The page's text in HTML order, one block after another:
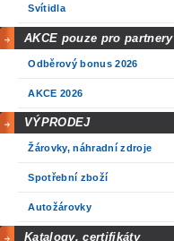
Svítidla
AKCE pouze pro partnery
Odběrový bonus 2026
AKCE 2026
VÝPRODEJ
Žárovky, náhradní zdroje
Spotřební zboží
Autožárovky
Katalogy, certifikáty